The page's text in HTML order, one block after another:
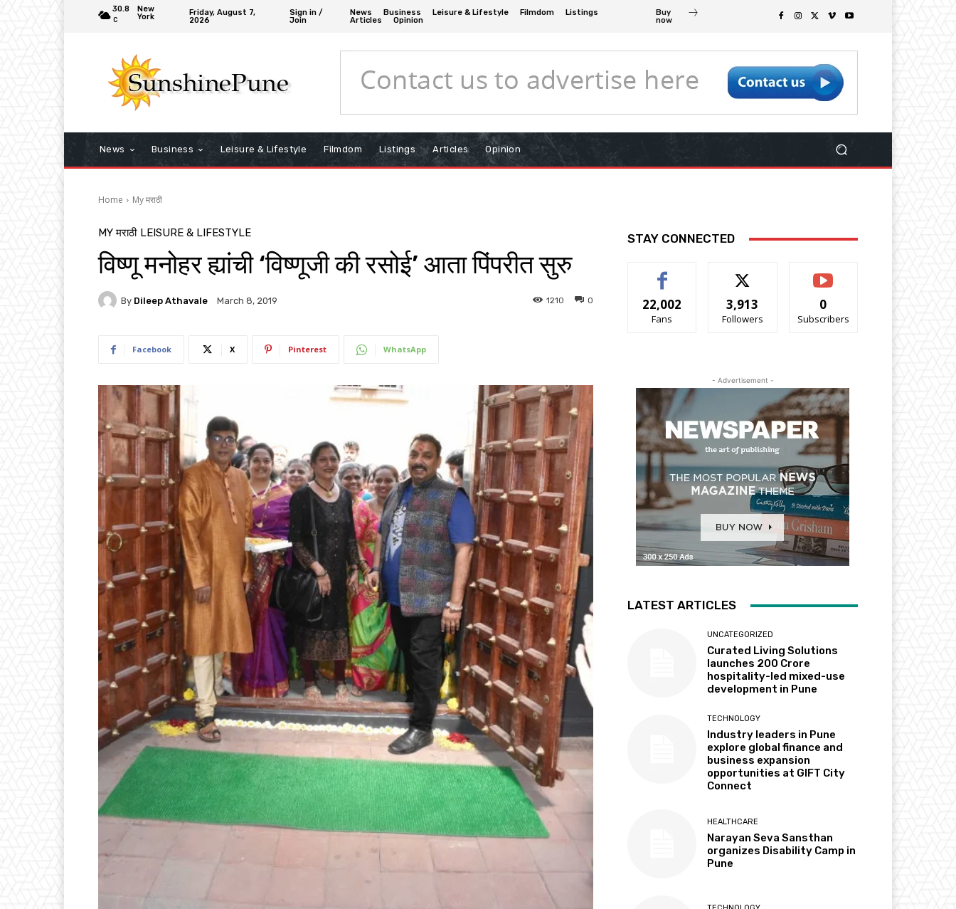
30.8
C
New
York
Friday, August 7,
2026
Sign in /
Join
News Business Leisure & Lifestyle Filmdom
Listings
Articles
Opinion
Buy
now
News Business Leisure & Lifestyle Filmdom Listings Articles Opinion
Home My मराठी
MY मराठी LEISURE & LIFESTYLE
विष्णू मनोहर ह्यांची ‘विष्णूजी की रसोई’ आता पिंपरीत सुरु
By Dileep Athavale March 8, 2019 0
1210
Facebook X Pinterest WhatsApp
STAY CONNECTED
22,002
Fans
3,913
Followers
0
Subscribers
- Advertisement -
LATEST ARTICLES
UNCATEGORIZED
Curated Living Solutions
launches ₹200 Crore
hospitality-led mixed-use
development in Pune
TECHNOLOGY
Industry leaders in Pune
explore global finance and
business expansion
opportunities at GIFT City
Connect
HEALTHCARE
Narayan Seva Sansthan
organizes Disability Camp in
Pune